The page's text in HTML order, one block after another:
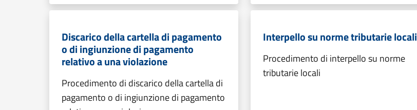
Discarico della cartella di pagamento
o di ingiunzione di pagamento
relativo a una violazione
Procedimento di discarico della cartella di
pagamento o di ingiunzione di pagamento
Interpello su norme tributarie locali
Procedimento di interpello su norme
tributarie locali